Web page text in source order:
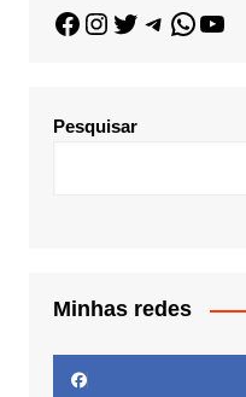
Pesquisar
Minhas redes